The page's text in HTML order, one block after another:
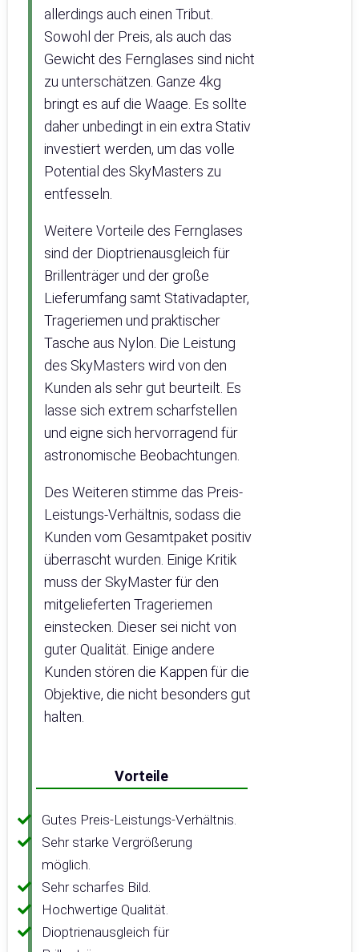
allerdings auch einen Tribut.
Sowohl der Preis, als auch das
Gewicht des Fernglases sind nicht
zu unterschätzen. Ganze 4kg
bringt es auf die Waage. Es sollte
daher unbedingt in ein extra Stativ
investiert werden, um das volle
Potential des SkyMasters zu
entfesseln.
Weitere Vorteile des Fernglases
sind der Dioptrienausgleich für
Brillenträger und der große
Lieferumfang samt Stativadapter,
Trageriemen und praktischer
Tasche aus Nylon. Die Leistung
des SkyMasters wird von den
Kunden als sehr gut beurteilt. Es
lasse sich extrem scharfstellen
und eigne sich hervorragend für
astronomische Beobachtungen.
Des Weiteren stimme das Preis-
Leistungs-Verhältnis, sodass die
Kunden vom Gesamtpaket positiv
überrascht wurden. Einige Kritik
muss der SkyMaster für den
mitgelieferten Trageriemen
einstecken. Dieser sei nicht von
guter Qualität. Einige andere
Kunden stören die Kappen für die
Objektive, die nicht besonders gut
halten.
Vorteile
Gutes Preis-Leistungs-Verhältnis.
Sehr starke Vergrößerung
möglich.
Sehr scharfes Bild.
Hochwertige Qualität.
Dioptrienausgleich für